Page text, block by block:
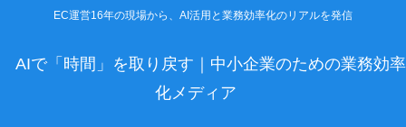
EC運営16年の現場から、AI活用と業務効率化のリアルを発信
AIで「時間」を取り戻す｜中小企業のための業務効率
化メディア